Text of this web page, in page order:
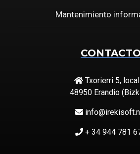
Mantenimiento
Txorierri 5,
48950 Erandio
+ 34 944 781